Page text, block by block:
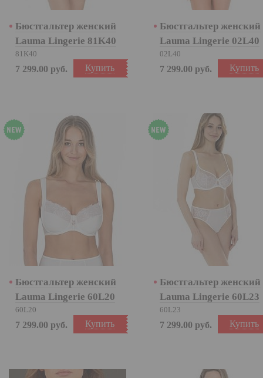
Бюстгальтер женский
Lauma Lingerie 81K40
81K40
Купить
7 299.00 руб.
Бюстгальтер женский
Lauma Lingerie 02L40
02L40
Купить
7 299.00 руб.
Бюстгальтер женский
Lauma Lingerie 60L20
60L20
Купить
7 299.00 руб.
Бюстгальтер женский
Lauma Lingerie 60L23
60L23
Купить
7 299.00 руб.